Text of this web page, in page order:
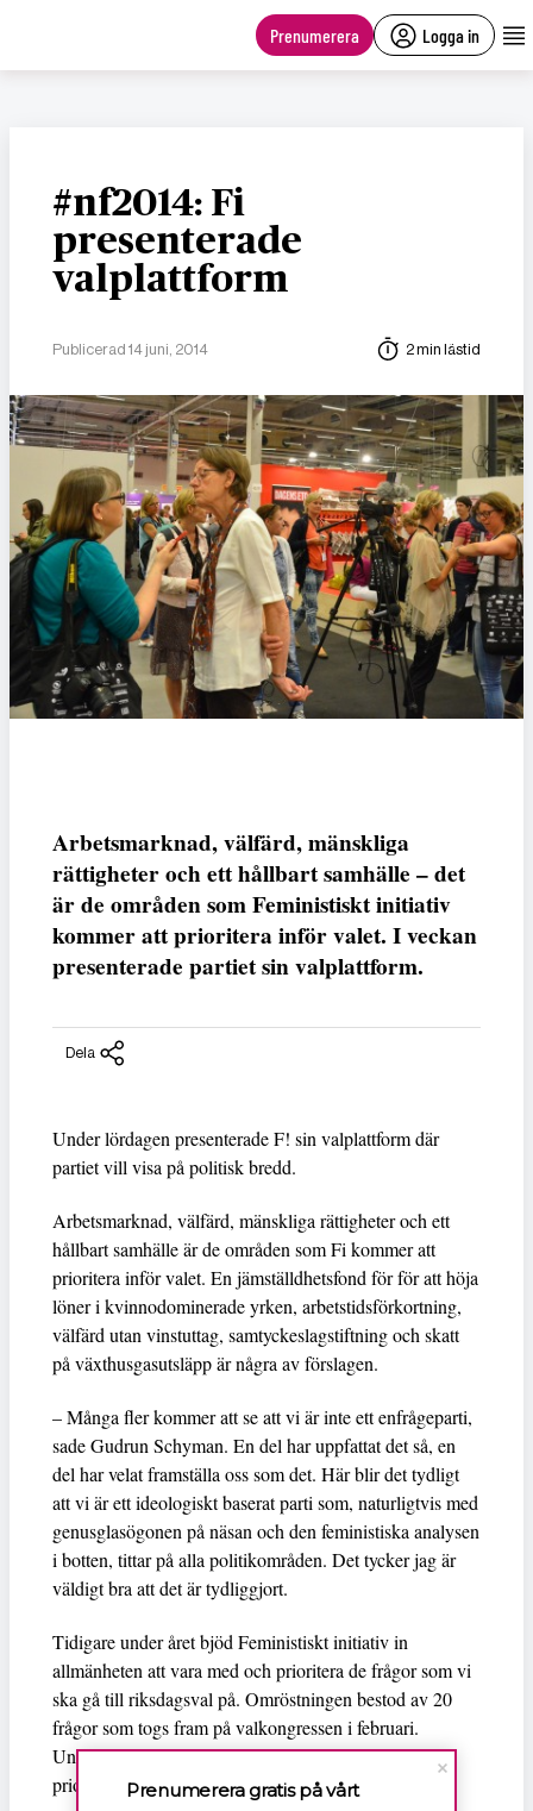
Prenumerera Logga in
#nf2014: Fi
presenterade
valplattform
Publicerad 14 juni, 2014 2 min lästid
Arbetsmarknad, välfärd, mänskliga
rättigheter och ett hållbart samhälle – det
är de områden som Feministiskt initiativ
kommer att prioritera inför valet. I veckan
presenterade partiet sin valplattform.
Dela
Under lördagen presenterade F! sin valplattform där
partiet vill visa på politisk bredd.
Arbetsmarknad, välfärd, mänskliga rättigheter och ett
hållbart samhälle är de områden som Fi kommer att
prioritera inför valet. En jämställdhetsfond för för att höja
löner i kvinnodominerade yrken, arbetstidsförkortning,
välfärd utan vinstuttag, samtyckeslagstiftning och skatt
på växthusgasutsläpp är några av förslagen.
– Många fler kommer att se att vi är inte ett enfrågeparti,
sade Gudrun Schyman. En del har uppfattat det så, en
del har velat framställa oss som det. Här blir det tydligt
att vi är ett ideologiskt baserat parti som, naturligtvis med
genusglasögonen på näsan och den feministiska analysen
i botten, tittar på alla politikområden. Det tycker jag är
väldigt bra att det är tydliggjort.
Tidigare under året bjöd Feministiskt initiativ in
allmänheten att vara med och prioritera de frågor som vi
ska gå till riksdagsval på. Omröstningen bestod av 20
frågor som togs fram på valkongressen i februari.
Ungefär 10 000 personer svarade. De tre mest
prioriterade frågorna i omröstningen var:
Prenumerera gratis på vårt